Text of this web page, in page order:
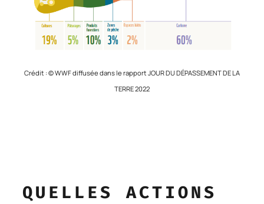
Crédit : © WWF diffusée dans le rapport JOUR DU DÉPASSEMENT DE LA
TERRE 2022
QUELLES ACTIONS